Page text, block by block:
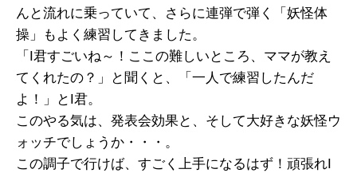
んと流れに乗っていて、さらに連弾で弾く「妖怪体
操」もよく練習してきました。
「I君すごいね～！ここの難しいところ、ママが教え
てくれたの？」と聞くと、「一人で練習したんだ
よ！」とI君。
このやる気は、発表会効果と、そして大好きな妖怪ウ
ォッチでしょうか・・・。
この調子で行けば、すごく上手になるはず！頑張れI